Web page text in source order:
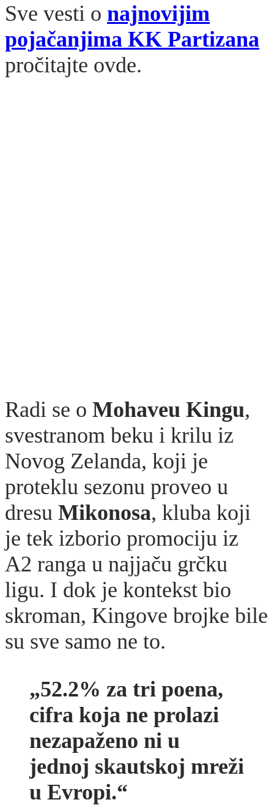
Sve vesti o najnovijim
pojačanjima KK Partizana
pročitajte ovde.
Radi se o Mohaveu Kingu,
svestranom beku i krilu iz
Novog Zelanda, koji je
proteklu sezonu proveo u
dresu Mikonosa, kluba koji
je tek izborio promociju iz
A2 ranga u najjaču grčku
ligu. I dok je kontekst bio
skroman, Kingove brojke bile
su sve samo ne to.
„52.2% za tri poena,
cifra koja ne prolazi
nezapaženo ni u
jednoj skautskoj mreži
u Evropi.“